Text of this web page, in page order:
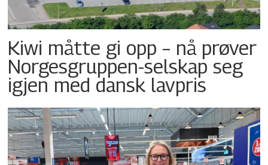
Kiwi måtte gi opp – nå prøver
Norgesgruppen-selskap seg
igjen med dansk lavpris